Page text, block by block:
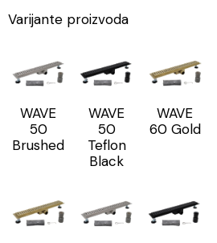
Varijante proizvoda
WAVE
50
Brushed
WAVE
50
Teflon
Black
WAVE
60 Gold